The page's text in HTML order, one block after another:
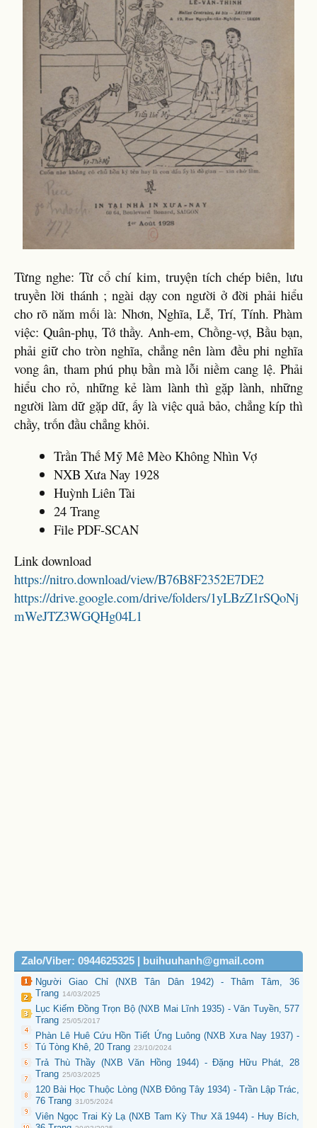
Từng nghe: Từ cổ chí kim, truyện tích chép biên, lưu
truyền lời thánh ; ngài dạy con người ở đời phải hiểu
cho rõ năm mối là: Nhơn, Nghĩa, Lễ, Trí, Tính. Phàm
việc: Quân-phụ, Tớ thầy. Anh-em, Chồng-vợ, Bầu bạn,
phải giữ cho tròn nghĩa, chẳng nên làm đều phi nghĩa
vong ân, tham phú phụ bần mà lỗi niềm cang lệ. Phải
hiểu cho rỏ, những kẻ làm lành thì gặp lành, những
người làm dữ gặp dữ, ấy là việc quả bảo, chẳng kíp thì
chầy, trốn đầu chẳng khỏi.
Trần Thế Mỹ Mê Mèo Không Nhìn Vợ
NXB Xưa Nay 1928
Huỳnh Liên Tài
24 Trang
File PDF-SCAN
Link download
https://nitro.download/view/B76B8F2352E7DE2
https://drive.google.com/drive/folders/1yLBzZ1rSQoNj
mWeJTZ3WGQHg04L1
Zalo/Viber: 0944625325 | buihuuhanh@gmail.com
Người Giao Chỉ (NXB Tân Dân 1942) - Thâm Tâm, 36
Trang 14/03/2025
Lục Kiếm Đồng Trọn Bộ (NXB Mai Lĩnh 1935) - Văn Tuyền, 577
Trang 25/05/2017
Phàn Lê Huê Cứu Hồn Tiết Ứng Luông (NXB Xưa Nay 1937) -
Tú Tòng Khê, 20 Trang 23/10/2024
Trả Thù Thầy (NXB Văn Hồng 1944) - Đặng Hữu Phát, 28
Trang 25/03/2025
120 Bài Học Thuộc Lòng (NXB Đông Tây 1934) - Trần Lập Trác,
76 Trang 31/05/2024
Viên Ngọc Trai Kỳ Lạ (NXB Tam Kỳ Thư Xã 1944) - Huy Bích,